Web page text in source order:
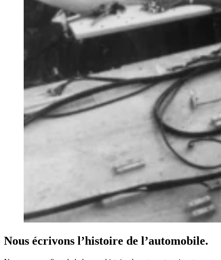
Nous écrivons l’histoire de l’automobile.